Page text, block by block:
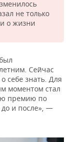
не только
о жизни
Сейчас
себе знать. Для
моментом стал
премию по
до и после», —